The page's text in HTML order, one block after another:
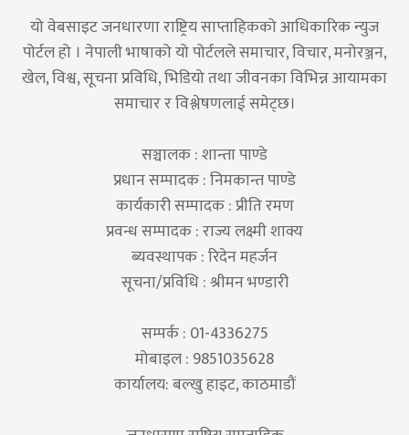
यो वेबसाइट जनधारणा राष्ट्रिय साप्ताहिकको आधिकारिक न्युज
पोर्टल हो । नेपाली भाषाको यो पोर्टलले समाचार, विचार, मनोरञ्जन,
खेल, विश्व, सूचना प्रविधि, भिडियो तथा जीवनका विभिन्न आयामका
समाचार र विश्लेषणलाई समेट्छ।
सञ्चालक : शान्ता पाण्डे
प्रधान सम्पादक : निमकान्त पाण्डे
कार्यकारी सम्पादक : प्रीति रमण
प्रवन्ध सम्पादक : राज्य लक्ष्मी शाक्य
ब्यवस्थापक : रिदेन महर्जन
सूचना/प्रविधि : श्रीमन भण्डारी
सम्पर्क : 01-4336275
मोबाइल : 9851035628
कार्यालय: बल्खु हाइट, काठमाडौं